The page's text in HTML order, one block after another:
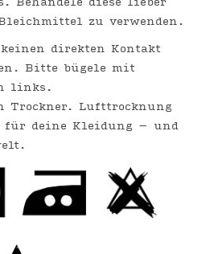
Behandele diese lieber
zu verwenden.
direkten Kontakt
Bitte bügele mit
links.
Lufttrocknung
für deine Kleidung – und